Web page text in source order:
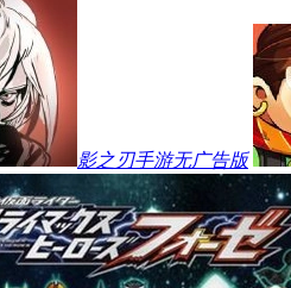
影之刃手游无广告版